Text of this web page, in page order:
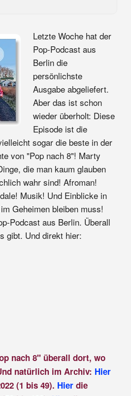
Letzte Woche hat der
Pop-Podcast aus
Berlin die
persönlichste
Ausgabe abgeliefert.
Aber das ist schon
wieder überholt: Diese
Episode ist die
sogar die beste in der
von "Pop nach 8"! Marty
die man kaum glauben
wahr sind! Afroman!
Musik! Und Einblicke in
Geheimen bleiben muss!
Podcast aus Berlin. Überall
gibt. Und direkt hier:
nach 8" überall dort, wo
natürlich im Archiv: Hier
(1 bis 49). Hierdie